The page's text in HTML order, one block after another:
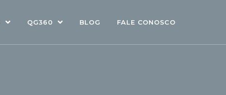
QG360 BLOG FALE CONOSCO